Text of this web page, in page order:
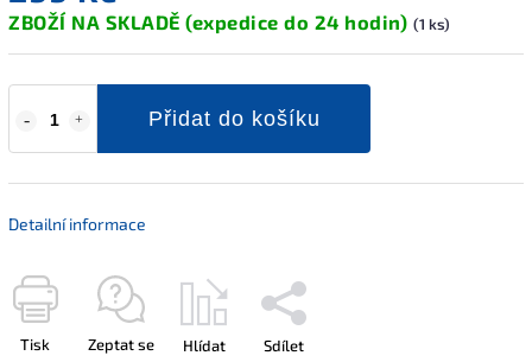
ZBOŽÍ NA SKLADĚ (expedice do 24 hodin) (1 ks)
Přidat do košíku
Detailní informace
Tisk Zeptat se Hlídat Sdílet